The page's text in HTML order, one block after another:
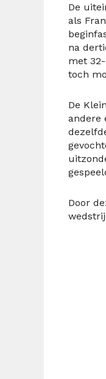
De
als
na
met
toch
De
andere
Door